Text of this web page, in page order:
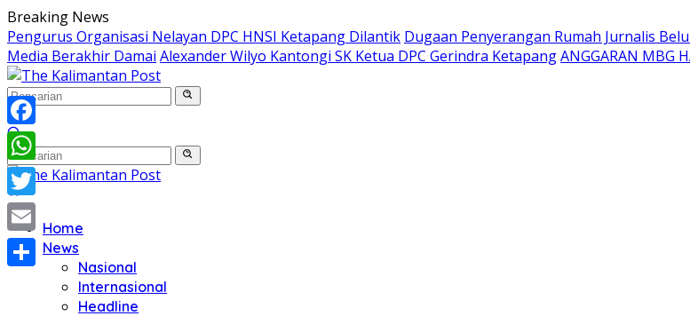
Langsung
ke
konten
Breaking News
Pengurus Organisasi Nelayan DPC HNSI Ketapang Dilantik Dugaan Penyerangan Rumah Jurnalis
Media Berakhir Damai Alexander Wilyo Kantongi SK Ketua DPC Gerindra KetapangANGGARAN MBG
Home
News
Nasional
Internasional
Headline
Facebook
WhatsApp
Twitter
Email